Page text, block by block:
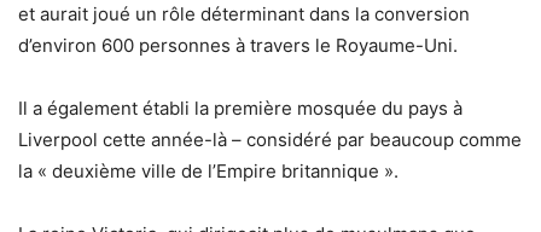
et aurait joué un rôle déterminant dans la conversion
d’environ 600 personnes à travers le Royaume-Uni.
Il a également établi la première mosquée du pays à
Liverpool cette année-là – considéré par beaucoup comme
la « deuxième ville de l’Empire britannique ».